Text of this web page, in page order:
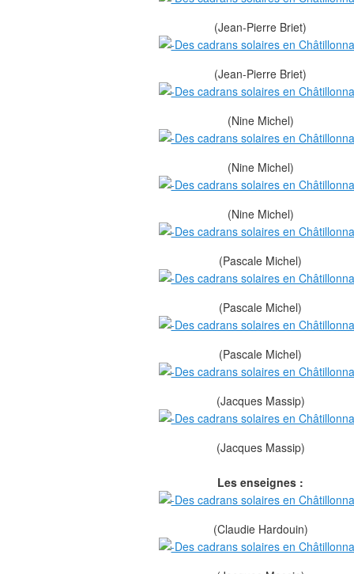
(Jean-Pierre Briet)
(Jean-Pierre Briet)
(Nine Michel)
(Nine Michel)
(Nine Michel)
(Pascale Michel)
(Pascale Michel)
(Pascale Michel)
(Jacques Massip)
(Jacques Massip)
Les enseignes :
(Claudie Hardouin)